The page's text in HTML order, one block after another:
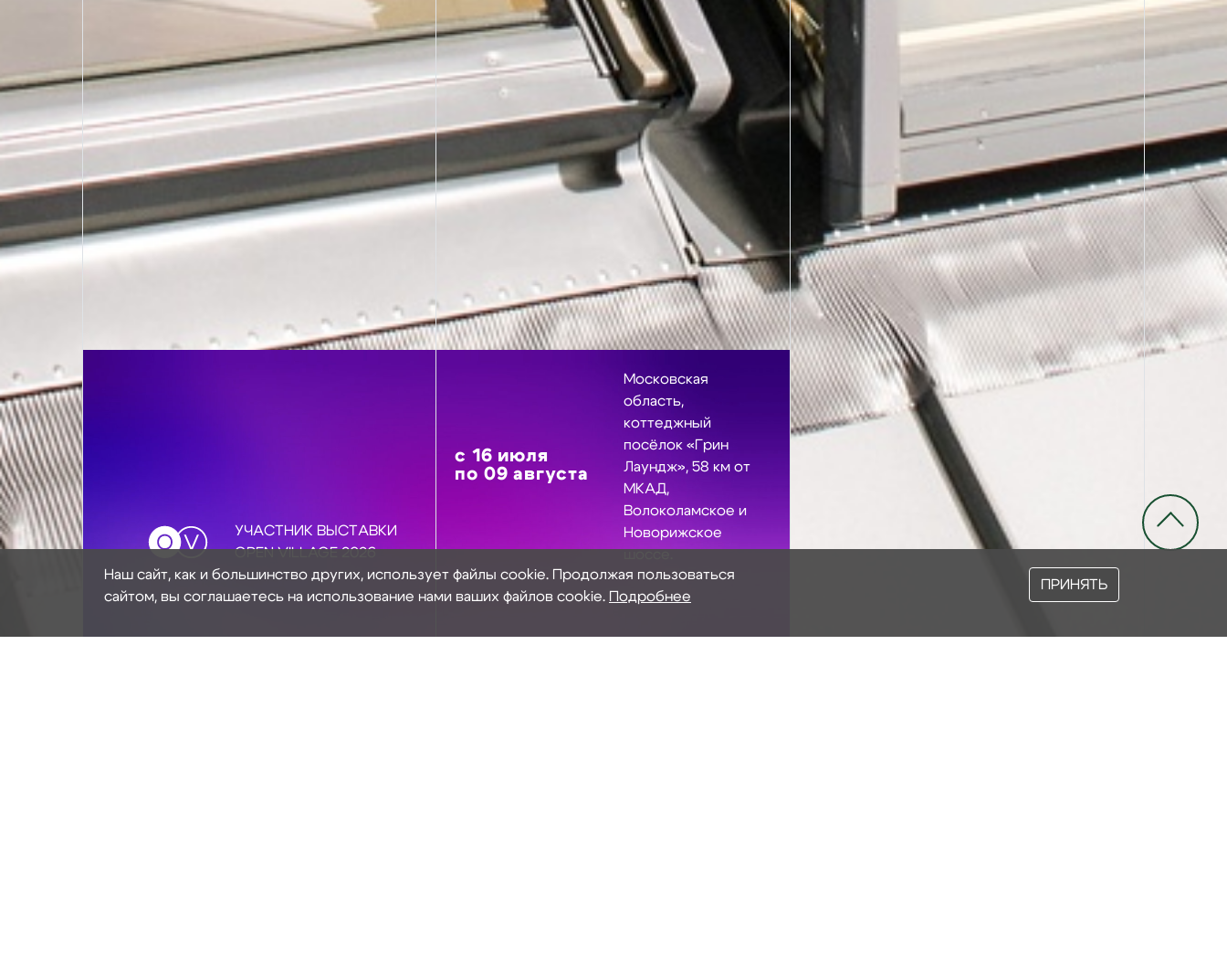
УЧАСТНИК ВЫСТАВКИ
OPEN VILLAGE 2026
с 16 июля
по 09 августа
Московская
область,
коттеджный
посёлок «Грин
Лаундж», 58 км от
МКАД,
Волоколамское и
Новорижское
Наш сайт, как и большинство других, использует файлы cookie. Продолжая пользоваться
сайтом, вы соглашаетесь на использование нами ваших файлов cookie. Подробнее
ПРИНЯТЬ